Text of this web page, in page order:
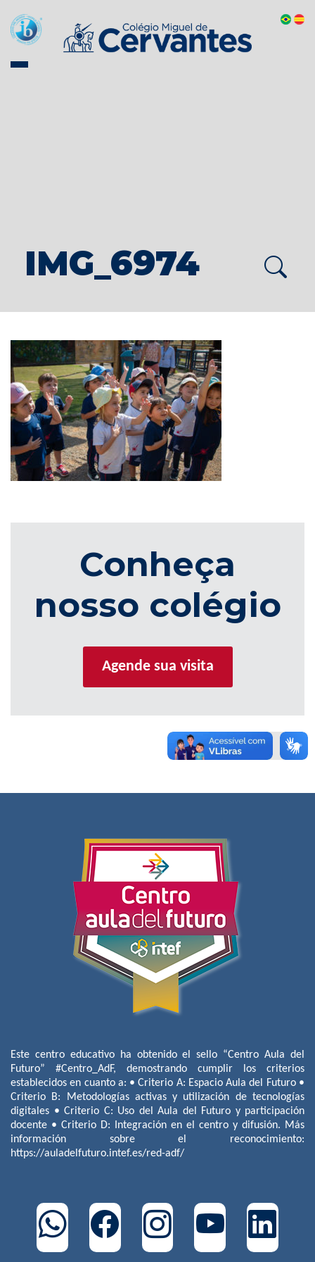
IMG_6974
Conheça
nosso colégio
Agende sua visita
Este centro educativo ha obtenido el sello “Centro Aula del
Futuro” #Centro_AdF, demostrando cumplir los criterios
establecidos en cuanto a: • Criterio A: Espacio Aula del Futuro •
Criterio B: Metodologías activas y utilización de tecnologías
digitales • Criterio C: Uso del Aula del Futuro y participación
docente • Criterio D: Integración en el centro y difusión. Más
información sobre el reconocimiento:
https://auladelfuturo.intef.es/red-adf/